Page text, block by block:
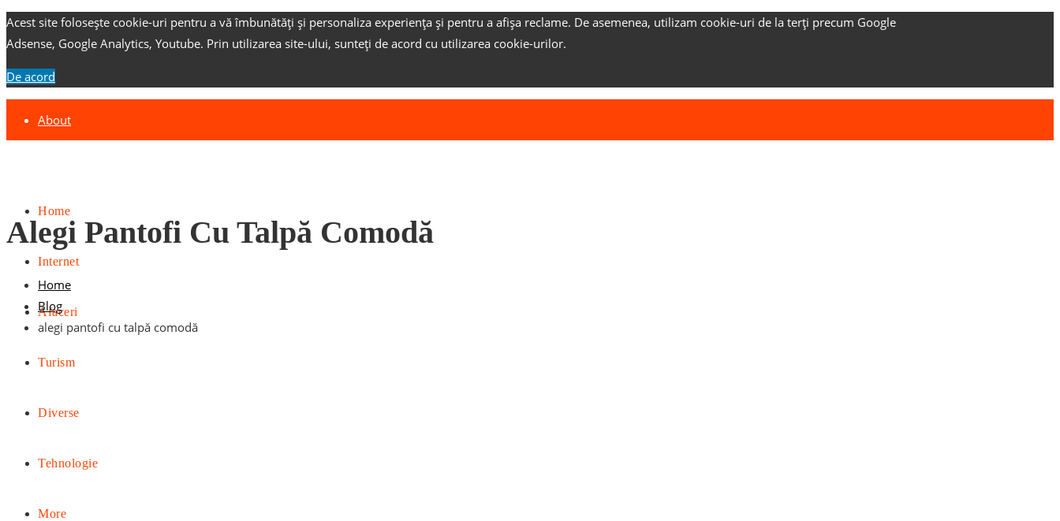
Acest site folosește cookie-uri pentru a vă îmbunătăți și personaliza experiența și pentru a afișa reclame. De asemenea, utilizam cookie-uri de la terți precum Google
Adsense, Google Analytics, Youtube. Prin utilizarea site-ului, sunteți de acord cu utilizarea cookie-urilor.
De acord
About
Home
Internet
Afaceri
Turism
Diverse
Tehnologie
More
Alegi Pantofi Cu Talpă Comodă
Home
Blog
alegi pantofi cu talpă comodă